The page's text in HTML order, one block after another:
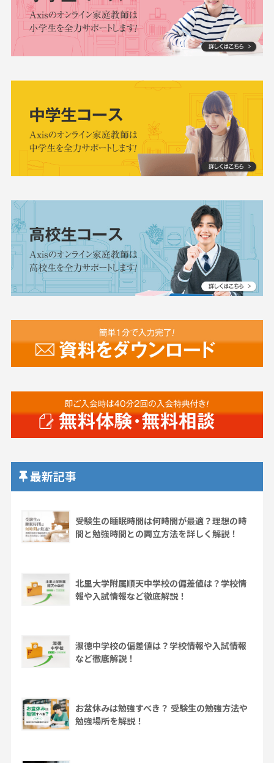
最新記事
受験生の睡眠時間は何時間が最適？理想の時
間と勉強時間との両立方法を詳しく解説！
北里大学附属順天中学校の偏差値は？学校情
報や入試情報など徹底解説！
淑徳中学校の偏差値は？学校情報や入試情報
など徹底解説！
お盆休みは勉強すべき？ 受験生の勉強方法や
勉強場所を解説！